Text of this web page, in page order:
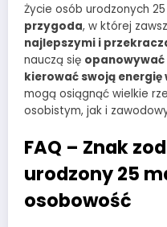
Życie osób urodzonych
przygoda, w której
najlepszymi i
nauczą się opanowywać
kierować swoją energię
mogą osiągnąć wielkie
osobistym, jak i
FAQ – Znak
urodzony 25
osobowość